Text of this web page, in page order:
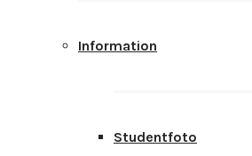
Information
Studentfoto